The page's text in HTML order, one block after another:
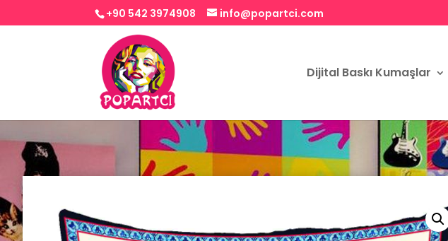
+90 542 3974908 info@popartci.com
Dijital Baskı Kumaşlar